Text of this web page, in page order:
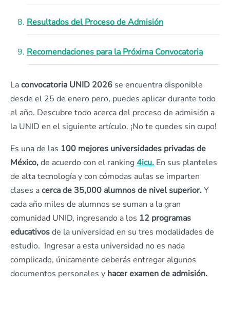
Resultados del Proceso de Admisión
Recomendaciones para la Próxima Convocatoria
Laconvocatoria UNID 2026 se encuentra disponible
desde el 25 de enero pero, puedes aplicar durante todo
el año. Descubre todo acerca del proceso de admisión a
la UNID en el siguiente artículo. ¡No te quedes sin cupo!
Es una de las 100 mejores universidades privadas de
México,de acuerdo con el ranking4icu. En sus planteles
de alta tecnología y con cómodas aulas se imparten
clases acerca de 35,000 alumnos de nivel superior.Y
cada año miles de alumnos se suman a la gran
comunidad UNID, ingresando a los 12 programas
educativosde la universidad en su tres modalidades de
estudio. Ingresar a esta universidad no es nada
complicado, únicamente deberás entregar algunos
documentos personales y hacer examen de admisión.